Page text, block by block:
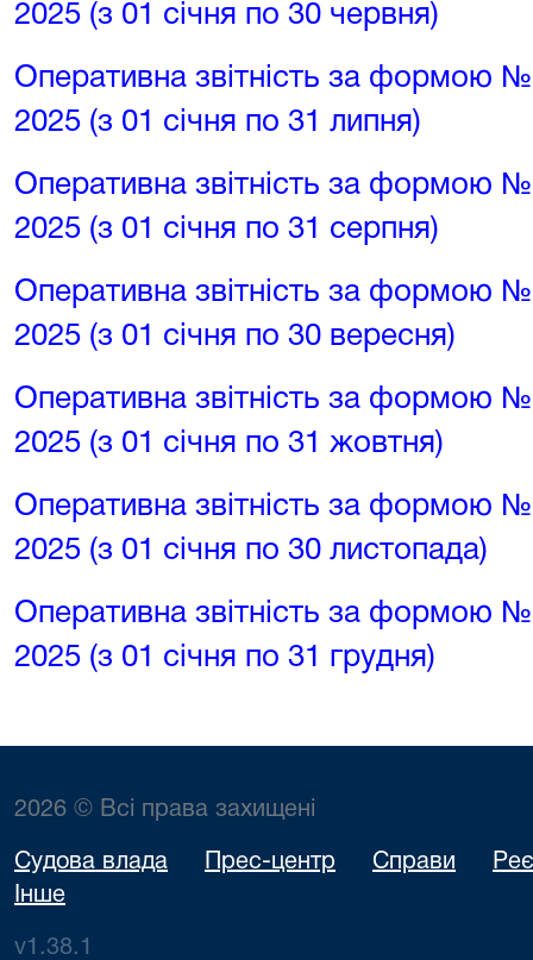
2025 (з 01 січня по 30 червня)
Оперативна звітність за формою
2025 (з 01 січня по 31 липня)
Оперативна звітність за формою
2025 (з 01 січня по 31 серпня)
Оперативна звітність за формою
2025 (з 01 січня по 30 вересня)
Оперативна звітність за формою
2025 (з 01 січня по 31 жовтня)
Оперативна звітність за формою
2025 (з 01 січня по 30 листопада)
Оперативна звітність за формою
2025 (з 01 січня по 31 грудня)
2026 © Всі права захищені
Судова влада Прес-центр Справи
Інше
v1.38.1